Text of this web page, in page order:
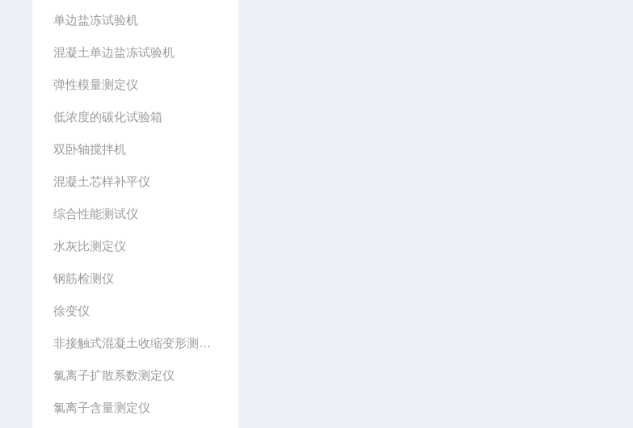
单边盐冻试验机
混凝土单边盐冻试验机
弹性模量测定仪
低浓度的碳化试验箱
双卧轴搅拌机
混凝土芯样补平仪
综合性能测试仪
水灰比测定仪
钢筋检测仪
徐变仪
非接触式混凝土收缩变形测定仪
氯离子扩散系数测定仪
氯离子含量测定仪